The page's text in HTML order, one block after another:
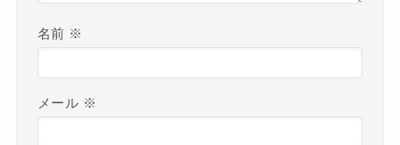
名前 ※
メール ※